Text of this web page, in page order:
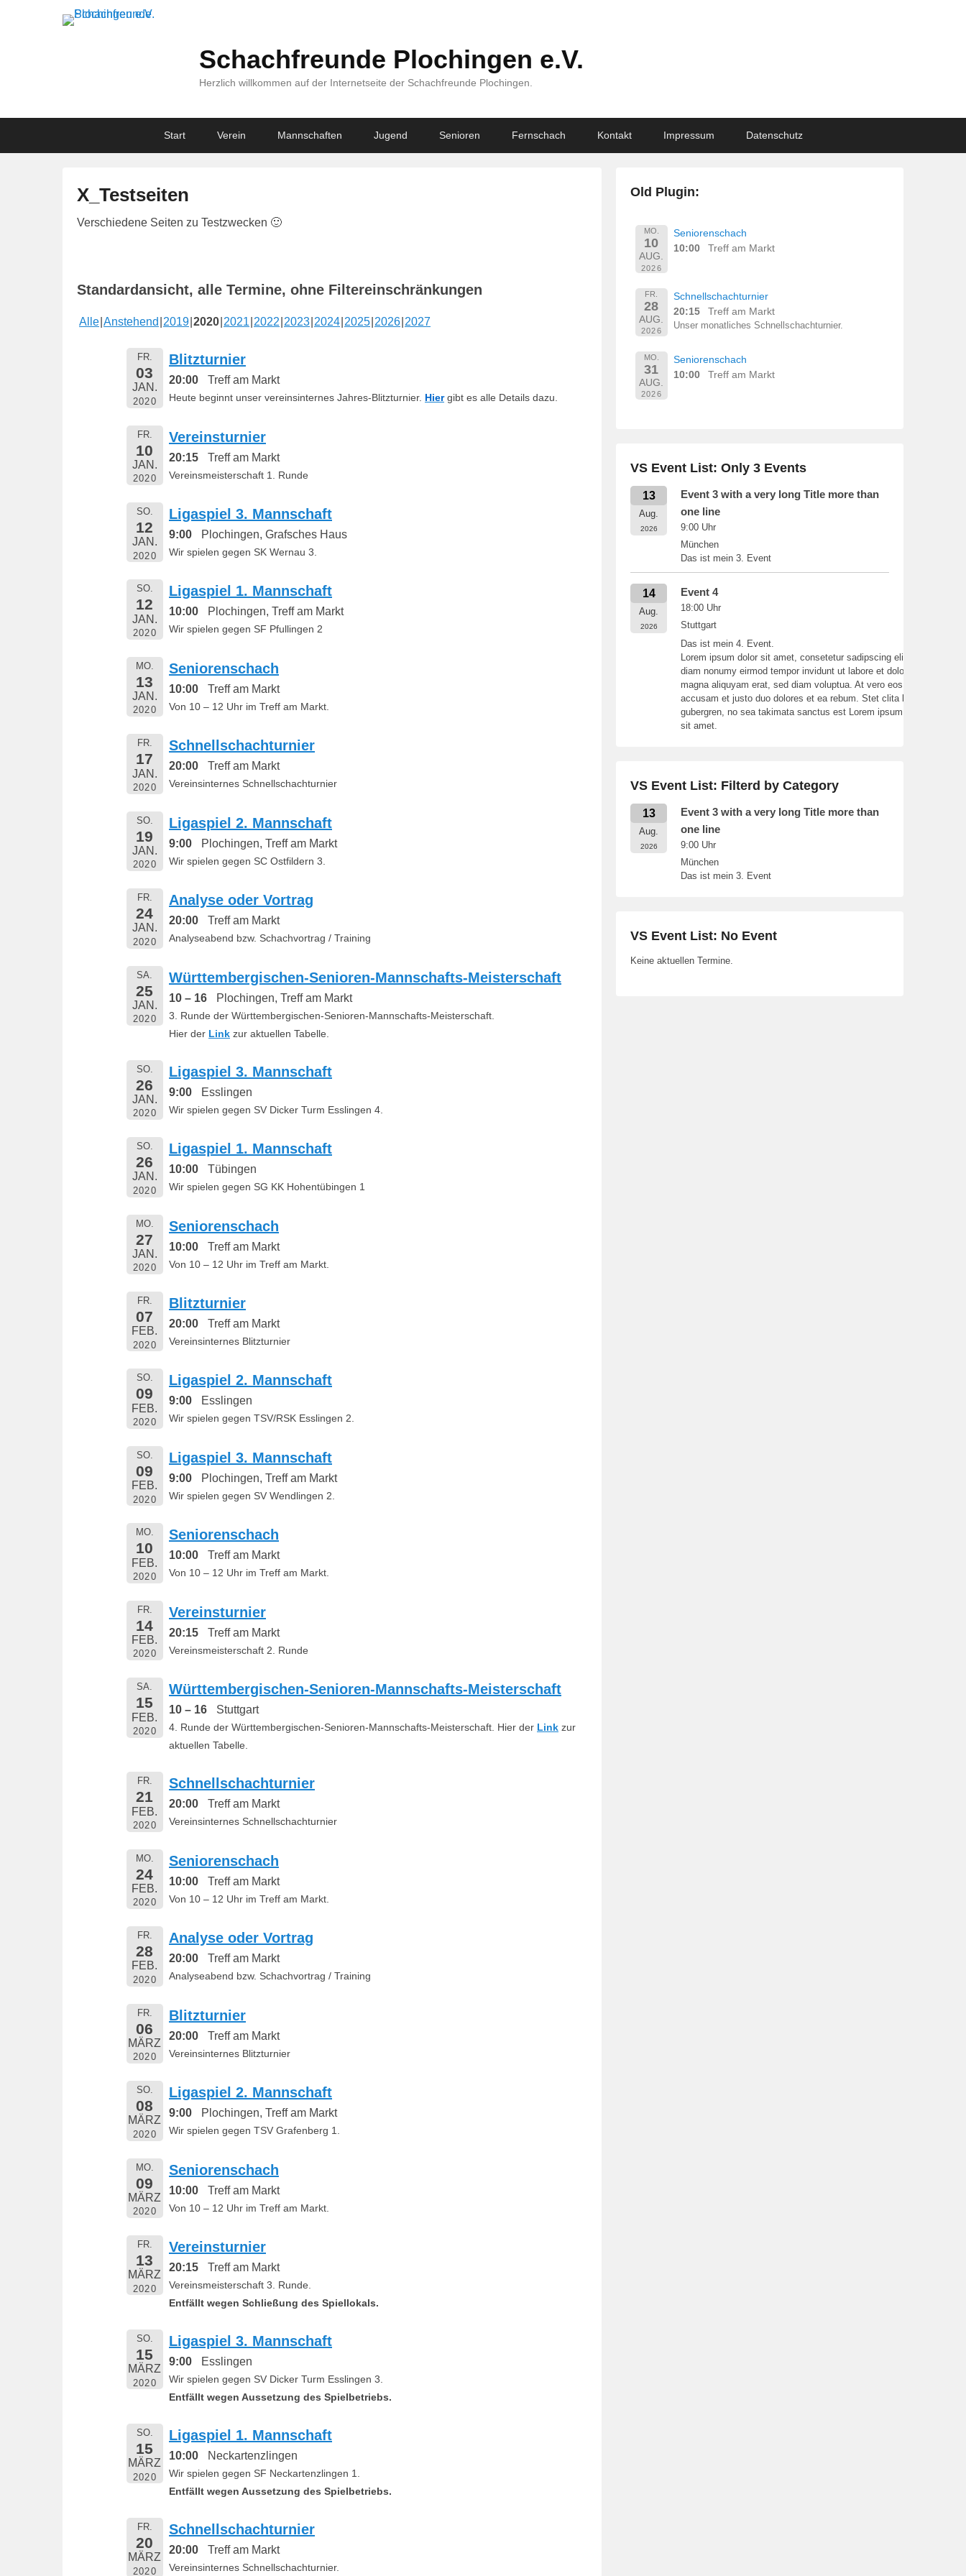
Schachfreunde Plochingen e.V.
Herzlich willkommen auf der Internetseite der Schachfreunde Plochingen.
Start Verein Mannschaften Jugend Senioren Fernschach Kontakt Impressum Datenschutz
X_Testseiten
V
f
e
Verschiedene Seiten zu Testzwecken 🙂
Standardansicht, alle Termine, ohne Filtereinschränkungen
Alle Anstehend 2019 2020 2021 2022 2023 2024 2025 2026 2027
FR.
03
JAN.
2020
Blitzturnier
20:00 Treff am Markt
Heute beginnt unser vereinsinternes Jahres-Blitzturnier. Hiergibt es alle Details dazu.
FR.
10
JAN.
2020
Vereinsturnier
20:15 Treff am Markt
Vereinsmeisterschaft 1. Runde
SO.
12
JAN.
2020
Ligaspiel 3. Mannschaft
9:00 Plochingen, Grafsches Haus
Wir spielen gegen SK Wernau 3.
SO.
12
JAN.
2020
Ligaspiel 1. Mannschaft
10:00 Plochingen, Treff am Markt
Wir spielen gegen SF Pfullingen 2
MO.
13
JAN.
2020
Seniorenschach
10:00 Treff am Markt
Von 10 – 12 Uhr im Treff am Markt.
FR.
17
JAN.
2020
Schnellschachturnier
20:00 Treff am Markt
Vereinsinternes Schnellschachturnier
SO.
19
JAN.
2020
Ligaspiel 2. Mannschaft
9:00 Plochingen, Treff am Markt
Wir spielen gegen SC Ostfildern 3.
FR.
24
JAN.
2020
Analyse oder Vortrag
20:00 Treff am Markt
Analyseabend bzw. Schachvortrag / Training
SA.
25
JAN.
2020
Württembergischen-Senioren-Mannschafts-Meisterschaft
10 – 16 Plochingen, Treff am Markt
3. Runde der Württembergischen-Senioren-Mannschafts-Meisterschaft.
Hier der Link zur aktuellen Tabelle.
SO.
26
JAN.
2020
Ligaspiel 3. Mannschaft
9:00 Esslingen
Wir spielen gegen SV Dicker Turm Esslingen 4.
SO.
26
JAN.
2020
Ligaspiel 1. Mannschaft
10:00 Tübingen
Wir spielen gegen SG KK Hohentübingen 1
MO.
27
JAN.
2020
Seniorenschach
10:00 Treff am Markt
Von 10 – 12 Uhr im Treff am Markt.
FR.
07
FEB.
2020
Blitzturnier
20:00 Treff am Markt
Vereinsinternes Blitzturnier
SO.
09
FEB.
2020
Ligaspiel 2. Mannschaft
9:00 Esslingen
Wir spielen gegen TSV/RSK Esslingen 2.
SO.
09
FEB.
2020
Ligaspiel 3. Mannschaft
9:00 Plochingen, Treff am Markt
Wir spielen gegen SV Wendlingen 2.
MO.
10
FEB.
2020
Seniorenschach
10:00 Treff am Markt
Von 10 – 12 Uhr im Treff am Markt.
FR.
14
FEB.
2020
Vereinsturnier
20:15 Treff am Markt
Vereinsmeisterschaft 2. Runde
SA.
15
FEB.
2020
Württembergischen-Senioren-Mannschafts-Meisterschaft
10 – 16 Stuttgart
4. Runde der Württembergischen-Senioren-Mannschafts-Meisterschaft. Hier der Link zur
aktuellen Tabelle.
FR.
21
FEB.
2020
Schnellschachturnier
20:00 Treff am Markt
Vereinsinternes Schnellschachturnier
MO.
24
FEB.
2020
Seniorenschach
10:00 Treff am Markt
Von 10 – 12 Uhr im Treff am Markt.
FR.
28
FEB.
2020
Analyse oder Vortrag
20:00 Treff am Markt
Analyseabend bzw. Schachvortrag / Training
FR.
06
MÄRZ
2020
Blitzturnier
20:00 Treff am Markt
Vereinsinternes Blitzturnier
SO.
08
MÄRZ
2020
Ligaspiel 2. Mannschaft
9:00 Plochingen, Treff am Markt
Wir spielen gegen TSV Grafenberg 1.
MO.
09
MÄRZ
2020
Seniorenschach
10:00 Treff am Markt
Von 10 – 12 Uhr im Treff am Markt.
FR.
13
MÄRZ
2020
Vereinsturnier
20:15 Treff am Markt
Vereinsmeisterschaft 3. Runde.
Entfällt wegen Schließung des Spiellokals.
SO.
15
MÄRZ
2020
Ligaspiel 3. Mannschaft
9:00 Esslingen
Wir spielen gegen SV Dicker Turm Esslingen 3.
Entfällt wegen Aussetzung des Spielbetriebs.
SO.
15
MÄRZ
2020
Ligaspiel 1. Mannschaft
10:00 Neckartenzlingen
Wir spielen gegen SF Neckartenzlingen 1.
Entfällt wegen Aussetzung des Spielbetriebs.
FR.
20
MÄRZ
2020
Schnellschachturnier
20:00 Treff am Markt
Vereinsinternes Schnellschachturnier.
Old Plugin:
MO.
10
AUG.
2026
Seniorenschach
10:00
Treff am Markt
FR.
28
AUG.
2026
Schnellschachturnier
20:15
Treff am Markt
Unser monatliches Schnellschachturnier.
MO.
31
AUG.
2026
Seniorenschach
10:00
Treff am Markt
VS Event List: Only 3 Events
13
Aug.
2026
Event 3 with a very long Title more than
one line
9:00 Uhr
München
Das ist mein 3. Event
14
Aug.
2026
Event 4
18:00 Uhr
Stuttgart
Das ist mein 4. Event.
Lorem ipsum dolor sit amet, consetetur sadipscing elitr, sed
diam nonumy eirmod tempor invidunt ut labore et dolore
magna aliquyam erat, sed diam voluptua. At vero eos et
accusam et justo duo dolores et ea rebum. Stet clita kasd
gubergren, no sea takimata sanctus est Lorem ipsum dolor
sit amet.
VS Event List: Filterd by Category
13
Aug.
2026
Event 3 with a very long Title more than
one line
9:00 Uhr
München
Das ist mein 3. Event
VS Event List: No Event
Keine aktuellen Termine.